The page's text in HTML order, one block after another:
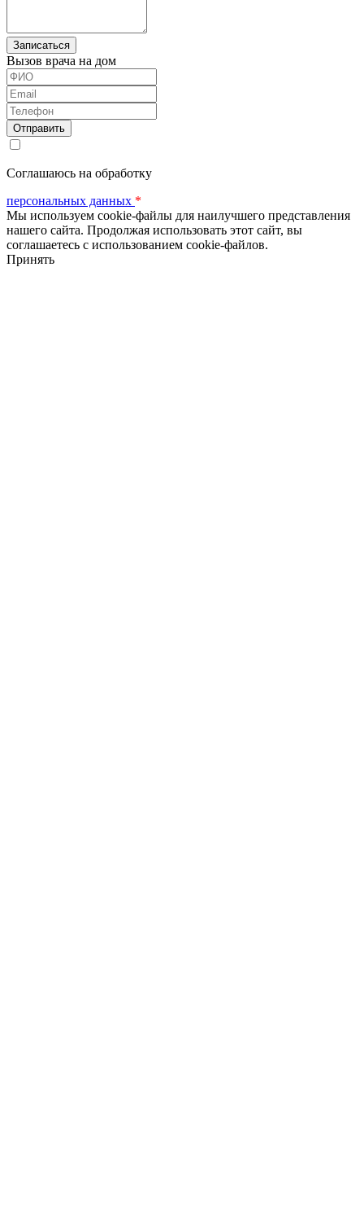
Вызов врача на дом
ФИО
Email
Телефон
Соглашаюсь на обработку
персональных данных *
Мы используем cookie-файлы для наилучшего представления
нашего сайта. Продолжая использовать этот сайт, вы
соглашаетесь с использованием cookie-файлов.
Принять